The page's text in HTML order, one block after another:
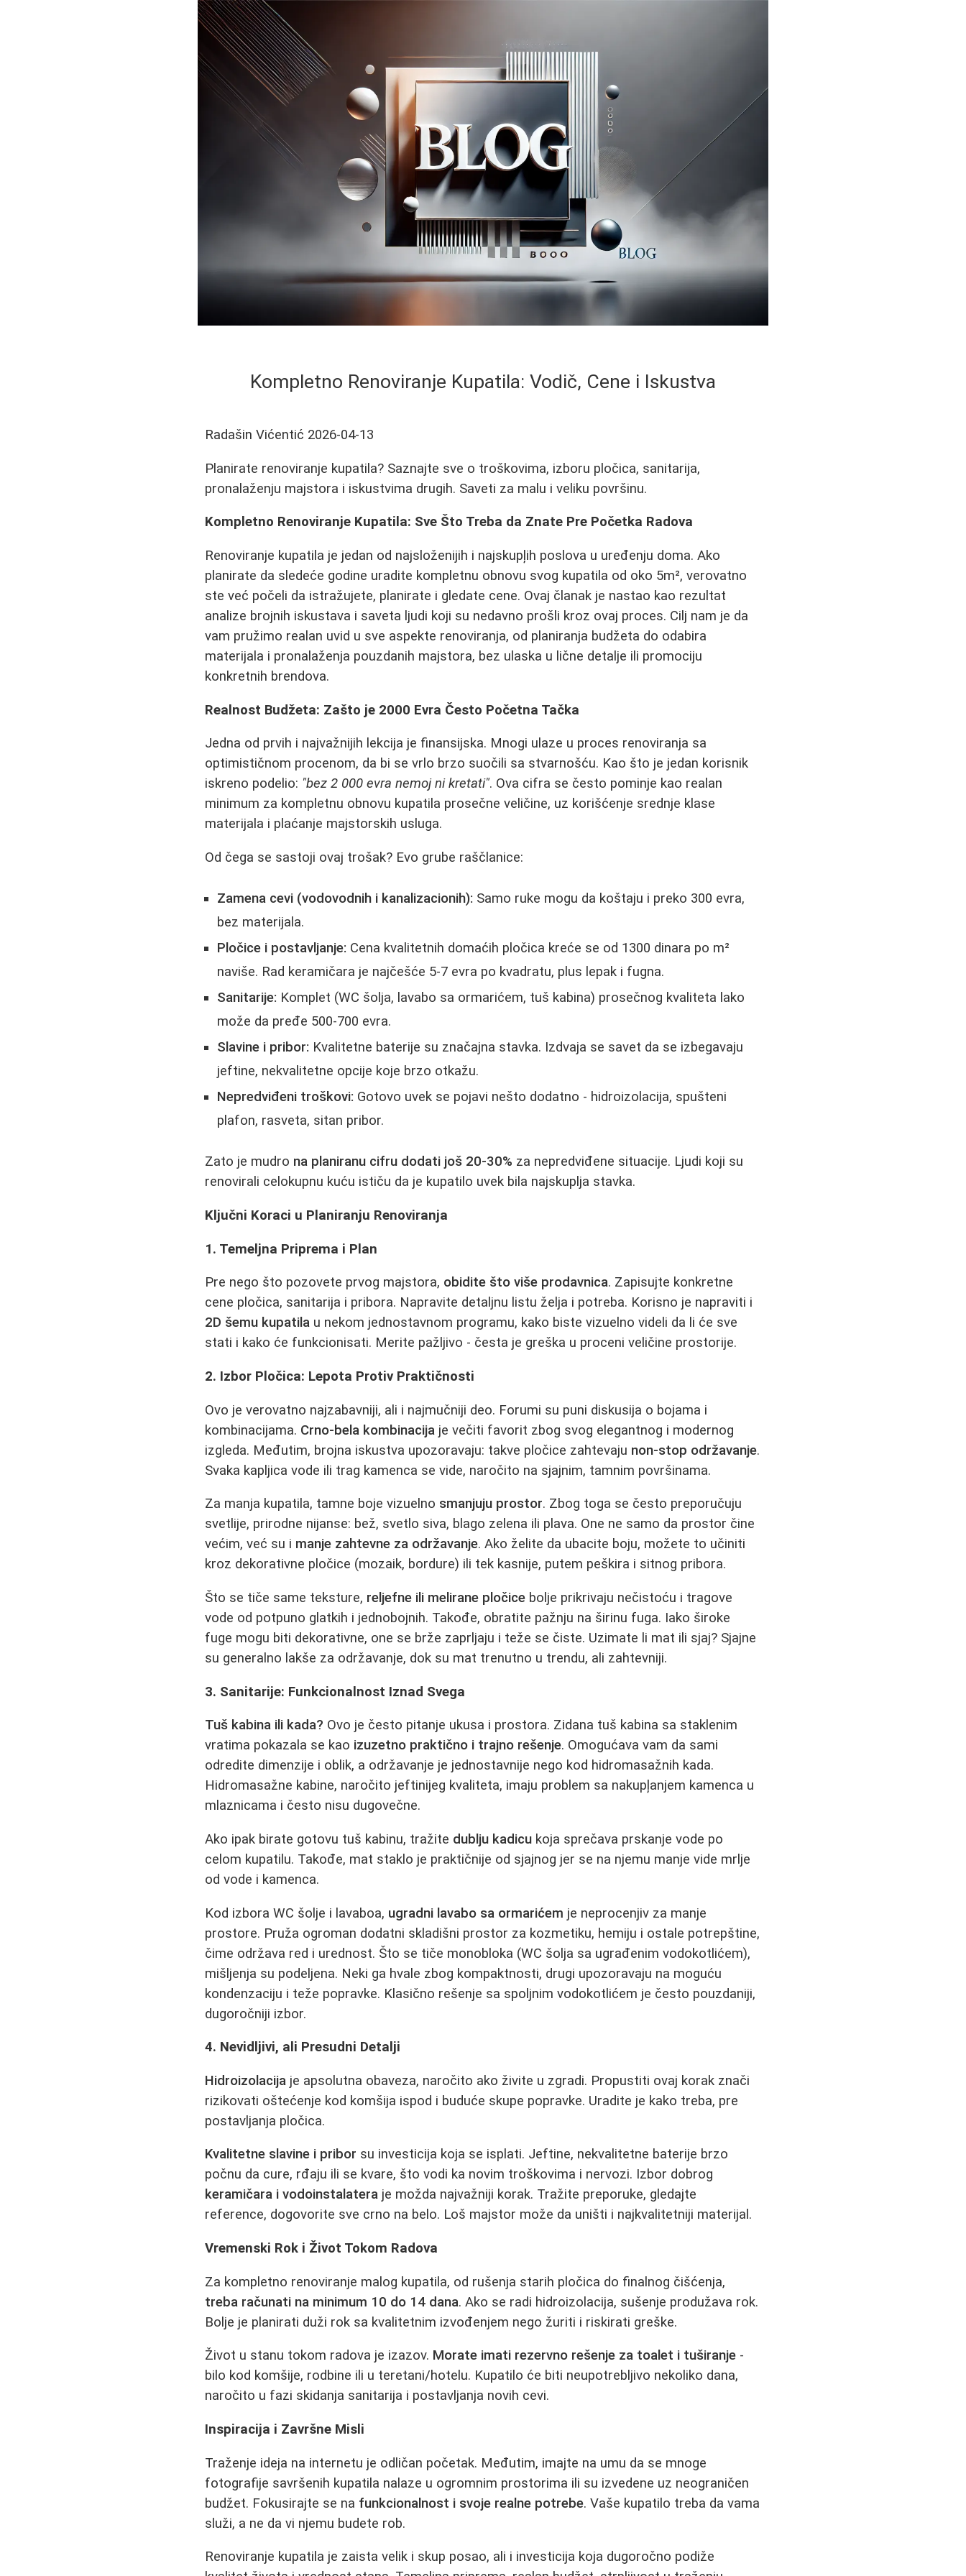
Kompletno Renoviranje Kupatila: Vodič, Cene i Iskustva
Radašin Vićentić 2026-04-13
Planirate renoviranje kupatila? Saznajte sve o troškovima, izboru pločica, sanitarija,
pronalaženju majstora i iskustvima drugih. Saveti za malu i veliku površinu.
Kompletno Renoviranje Kupatila: Sve Što Treba da Znate Pre Početka Radova
Renoviranje kupatila je jedan od najsloženijih i najskupļih poslova u uređenju doma. Ako
planirate da sledeće godine uradite kompletnu obnovu svog kupatila od oko 5m², verovatno
ste već počeli da istražujete, planirate i gledate cene. Ovaj članak je nastao kao rezultat
analize brojnih iskustava i saveta ljudi koji su nedavno prošli kroz ovaj proces. Cilj nam je da
vam pružimo realan uvid u sve aspekte renoviranja, od planiranja budžeta do odabira
materijala i pronalaženja pouzdanih majstora, bez ulaska u lične detalje ili promociju
konkretnih brendova.
Realnost Budžeta: Zašto je 2000 Evra Često Početna Tačka
Jedna od prvih i najvažnijih lekcija je finansijska. Mnogi ulaze u proces renoviranja sa
optimističnom procenom, da bi se vrlo brzo suočili sa stvarnošću. Kao što je jedan korisnik
iskreno podelio: "bez 2 000 evra nemoj ni kretati". Ova cifra se često pominje kao realan
minimum za kompletnu obnovu kupatila prosečne veličine, uz korišćenje srednje klase
materijala i plaćanje majstorskih usluga.
Od čega se sastoji ovaj trošak? Evo grube raščlanice:
Zamena cevi (vodovodnih i kanalizacionih): Samo ruke mogu da koštaju i preko 300 evra,
bez materijala.
Pločice i postavljanje: Cena kvalitetnih domaćih pločica kreće se od 1300 dinara po m²
naviše. Rad keramičara je najčešće 5-7 evra po kvadratu, plus lepak i fugna.
Sanitarije: Komplet (WC šolja, lavabo sa ormarićem, tuš kabina) prosečnog kvaliteta lako
može da pređe 500-700 evra.
Slavine i pribor: Kvalitetne baterije su značajna stavka. Izdvaja se savet da se izbegavaju
jeftine, nekvalitetne opcije koje brzo otkažu.
Nepredviđeni troškovi: Gotovo uvek se pojavi nešto dodatno - hidroizolacija, spušteni
plafon, rasveta, sitan pribor.
Zato je mudro na planiranu cifru dodati još 20-30% za nepredviđene situacije. Ljudi koji su
renovirali celokupnu kuću ističu da je kupatilo uvek bila najskuplja stavka.
Ključni Koraci u Planiranju Renoviranja
1. Temeljna Priprema i Plan
Pre nego što pozovete prvog majstora, obidite što više prodavnica. Zapisujte konkretne
cene pločica, sanitarija i pribora. Napravite detaljnu listu želja i potreba. Korisno je napraviti i
2D šemu kupatila u nekom jednostavnom programu, kako biste vizuelno videli da li će sve
stati i kako će funkcionisati. Merite pažljivo - česta je greška u proceni veličine prostorije.
2. Izbor Pločica: Lepota Protiv Praktičnosti
Ovo je verovatno najzabavniji, ali i najmučniji deo. Forumi su puni diskusija o bojama i
kombinacijama. Crno-bela kombinacija je večiti favorit zbog svog elegantnog i modernog
izgleda. Međutim, brojna iskustva upozoravaju: takve pločice zahtevaju non-stop održavanje.
Svaka kapljica vode ili trag kamenca se vide, naročito na sjajnim, tamnim površinama.
Za manja kupatila, tamne boje vizuelno smanjuju prostor. Zbog toga se često preporučuju
svetlije, prirodne nijanse: bež, svetlo siva, blago zelena ili plava. One ne samo da prostor čine
većim, već su i manje zahtevne za održavanje. Ako želite da ubacite boju, možete to učiniti
kroz dekorativne pločice (mozaik, bordure) ili tek kasnije, putem peškira i sitnog pribora.
Što se tiče same teksture, reljefne ili melirane pločice bolje prikrivaju nečistoću i tragove
vode od potpuno glatkih i jednobojnih. Takođe, obratite pažnju na širinu fuga. Iako široke
fuge mogu biti dekorativne, one se brže zaprljaju i teže se čiste. Uzimate li mat ili sjaj? Sjajne
su generalno lakše za održavanje, dok su mat trenutno u trendu, ali zahtevniji.
3. Sanitarije: Funkcionalnost Iznad Svega
Tuš kabina ili kada? Ovo je često pitanje ukusa i prostora. Zidana tuš kabina sa staklenim
vratima pokazala se kao izuzetno praktično i trajno rešenje. Omogućava vam da sami
odredite dimenzije i oblik, a održavanje je jednostavnije nego kod hidromasažnih kada.
Hidromasažne kabine, naročito jeftinijeg kvaliteta, imaju problem sa nakupļanjem kamenca u
mlaznicama i često nisu dugovečne.
Ako ipak birate gotovu tuš kabinu, tražite dublju kadicu koja sprečava prskanje vode po
celom kupatilu. Takođe, mat staklo je praktičnije od sjajnog jer se na njemu manje vide mrlje
od vode i kamenca.
Kod izbora WC šolje i lavaboa, ugradni lavabo sa ormarićem je neprocenjiv za manje
prostore. Pruža ogroman dodatni skladišni prostor za kozmetiku, hemiju i ostale potrepštine,
čime održava red i urednost. Što se tiče monobloka (WC šolja sa ugrađenim vodokotlićem),
mišljenja su podeljena. Neki ga hvale zbog kompaktnosti, drugi upozoravaju na moguću
kondenzaciju i teže popravke. Klasično rešenje sa spoljnim vodokotlićem je često pouzdaniji,
dugoročniji izbor.
4. Nevidljivi, ali Presudni Detalji
Hidroizolacija je apsolutna obaveza, naročito ako živite u zgradi. Propustiti ovaj korak znači
rizikovati oštećenje kod komšija ispod i buduće skupe popravke. Uradite je kako treba, pre
postavljanja pločica.
Kvalitetne slavine i pribor su investicija koja se isplati. Jeftine, nekvalitetne baterije brzo
počnu da cure, rđaju ili se kvare, što vodi ka novim troškovima i nervozi. Izbor dobrog
keramičara i vodoinstalatera je možda najvažniji korak. Tražite preporuke, gledajte
reference, dogovorite sve crno na belo. Loš majstor može da uništi i najkvalitetniji materijal.
Vremenski Rok i Život Tokom Radova
Za kompletno renoviranje malog kupatila, od rušenja starih pločica do finalnog čišćenja,
treba računati na minimum 10 do 14 dana. Ako se radi hidroizolacija, sušenje produžava rok.
Bolje je planirati duži rok sa kvalitetnim izvođenjem nego žuriti i riskirati greške.
Život u stanu tokom radova je izazov. Morate imati rezervno rešenje za toalet i tuširanje -
bilo kod komšije, rodbine ili u teretani/hotelu. Kupatilo će biti neupotrebljivo nekoliko dana,
naročito u fazi skidanja sanitarija i postavljanja novih cevi.
Inspiracija i Završne Misli
Traženje ideja na internetu je odličan početak. Međutim, imajte na umu da se mnoge
fotografije savršenih kupatila nalaze u ogromnim prostorima ili su izvedene uz neograničen
budžet. Fokusirajte se na funkcionalnost i svoje realne potrebe. Vaše kupatilo treba da vama
služi, a ne da vi njemu budete rob.
Renoviranje kupatila je zaista velik i skup posao, ali i investicija koja dugoročno podiže